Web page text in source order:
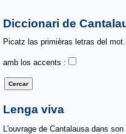
Diccionari de
Picatz las primièras letras del mot.
amb los accents :
Lenga viva
L'ouvrage de Cantalausa dans